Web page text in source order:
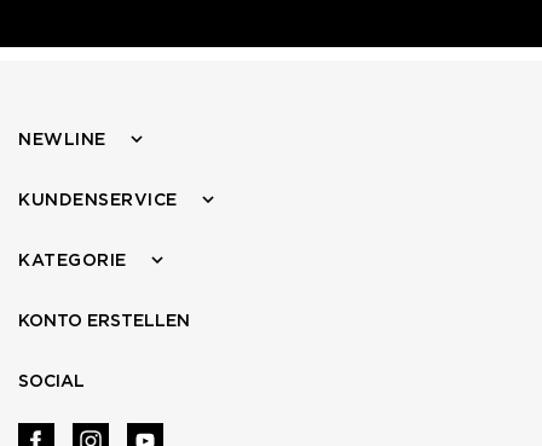
NEWLINE
KUNDENSERVICE
KATEGORIE
KONTO ERSTELLEN
SOCIAL